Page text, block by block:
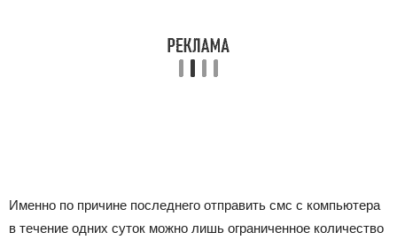
Именно по причине последнего отправить смс с компьютера
в течение одних суток можно лишь ограниченное количество